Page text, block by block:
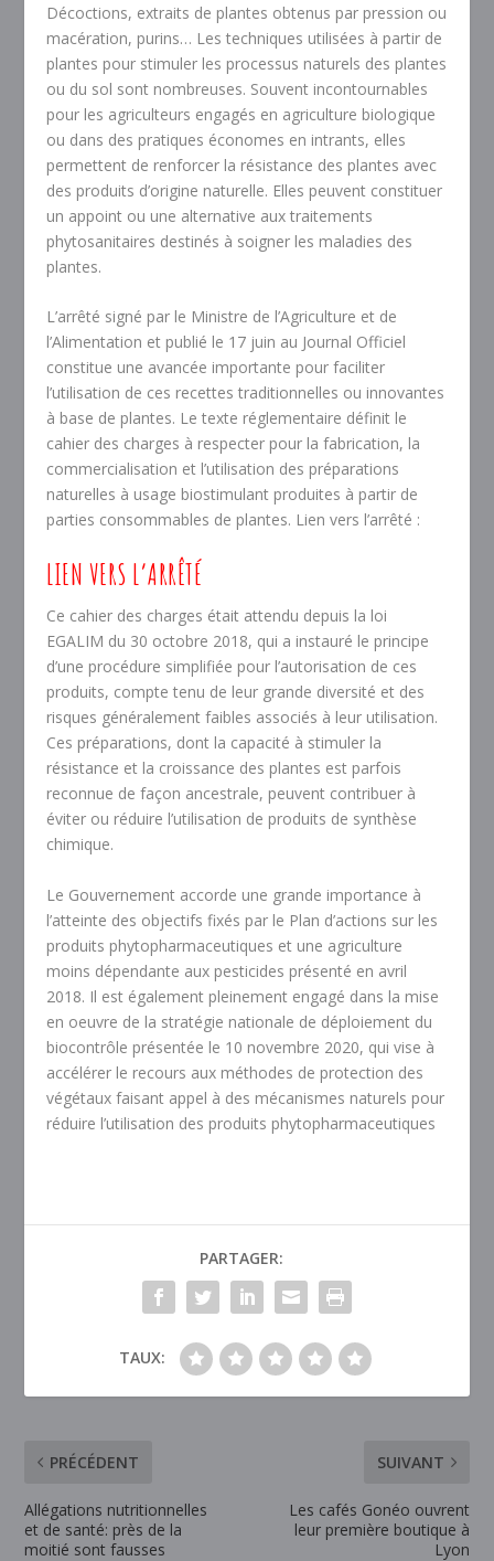
Décoctions, extraits de plantes obtenus par pression ou
macération, purins… Les techniques utilisées à partir de
plantes pour stimuler les processus naturels des plantes
ou du sol sont nombreuses. Souvent incontournables
pour les agriculteurs engagés en agriculture biologique
ou dans des pratiques économes en intrants, elles
permettent de renforcer la résistance des plantes avec
des produits d’origine naturelle. Elles peuvent constituer
un appoint ou une alternative aux traitements
phytosanitaires destinés à soigner les maladies des
plantes.
L’arrêté signé par le Ministre de l’Agriculture et de
l’Alimentation et publié le 17 juin au Journal Officiel
constitue une avancée importante pour faciliter
l’utilisation de ces recettes traditionnelles ou innovantes
à base de plantes. Le texte réglementaire définit le
cahier des charges à respecter pour la fabrication, la
commercialisation et l’utilisation des préparations
naturelles à usage biostimulant produites à partir de
parties consommables de plantes. Lien vers l’arrêté :
LIEN VERS L’ARRÊTÉ
Ce cahier des charges était attendu depuis la loi
EGALIM du 30 octobre 2018, qui a instauré le principe
d’une procédure simplifiée pour l’autorisation de ces
produits, compte tenu de leur grande diversité et des
risques généralement faibles associés à leur utilisation.
Ces préparations, dont la capacité à stimuler la
résistance et la croissance des plantes est parfois
reconnue de façon ancestrale, peuvent contribuer à
éviter ou réduire l’utilisation de produits de synthèse
chimique.
Le Gouvernement accorde une grande importance à
l’atteinte des objectifs fixés par le Plan d’actions sur les
produits phytopharmaceutiques et une agriculture
moins dépendante aux pesticides présenté en avril
2018. Il est également pleinement engagé dans la mise
en oeuvre de la stratégie nationale de déploiement du
biocontrôle présentée le 10 novembre 2020, qui vise à
accélérer le recours aux méthodes de protection des
végétaux faisant appel à des mécanismes naturels pour
réduire l’utilisation des produits phytopharmaceutiques
PARTAGER:
TAUX:
PRÉCÉDENT
Allégations nutritionnelles
et de santé: près de la
moitié sont fausses
SUIVANT
Les cafés Gonéo ouvrent
leur première boutique à
Lyon